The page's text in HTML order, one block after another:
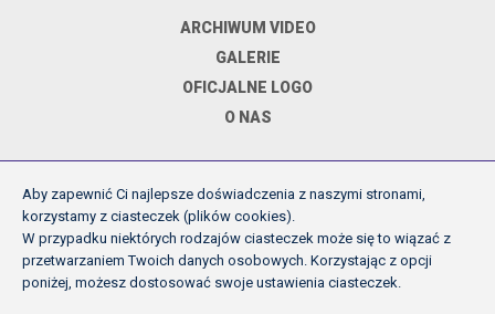
ARCHIWUM VIDEO
GALERIE
OFICJALNE LOGO
O NAS
DOKUMENTY
REGULAMIN ROZGRYWEK FE
Aby zapewnić Ci najlepsze doświadczenia z naszymi stronami,
korzystamy z ciasteczek (plików cookies).
W przypadku niektórych rodzajów ciasteczek może się to wiązać z
przetwarzaniem Twoich danych osobowych. Korzystając z opcji
poniżej, możesz dostosować swoje ustawienia ciasteczek.